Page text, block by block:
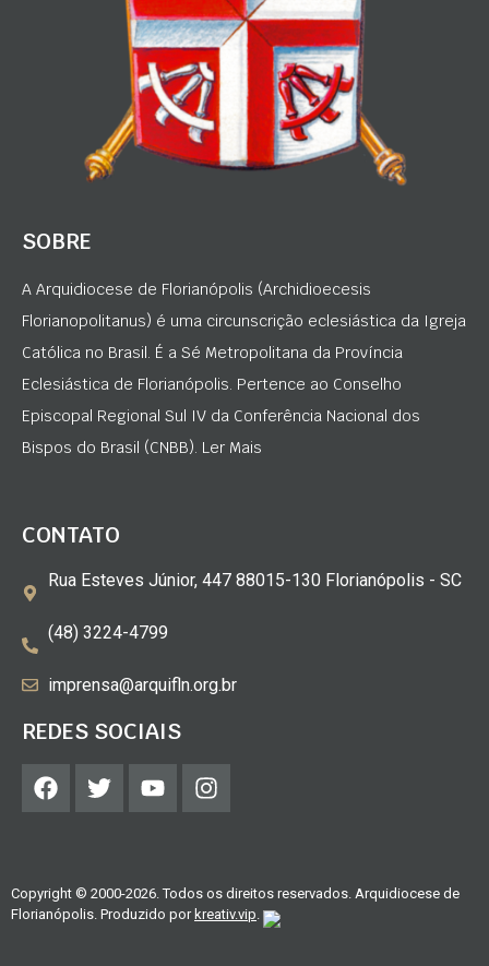
SOBRE
A Arquidiocese de Florianópolis (Archidioecesis
Florianopolitanus) é uma circunscrição eclesiástica da Igreja
Católica no Brasil. É a Sé Metropolitana da Província
Eclesiástica de Florianópolis. Pertence ao Conselho
Episcopal Regional Sul IV da Conferência Nacional dos
Bispos do Brasil (CNBB). Ler Mais
CONTATO
Rua Esteves Júnior, 447 88015-130 Florianópolis - SC
(48) 3224-4799
imprensa@arquifln.org.br
REDES SOCIAIS
Copyright © 2000-2026. Todos os direitos reservados. Arquidiocese de
Florianópolis. Produzido porkreativ.vip